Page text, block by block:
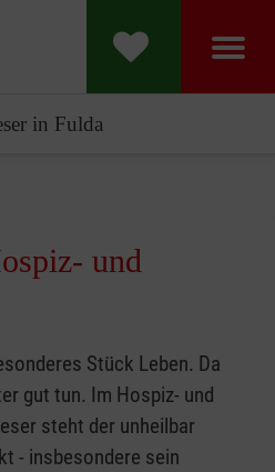
in Fulda
und
Stück Leben. Da
gut tun. Im Hospiz- und
steht der unheilbar
- insbesondere sein